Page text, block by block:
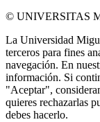
© UNIVERSITAS
La Universidad
terceros para fines
navegación. En
información. Si
"Aceptar",
quieres rechazarlas
debes hacerlo.